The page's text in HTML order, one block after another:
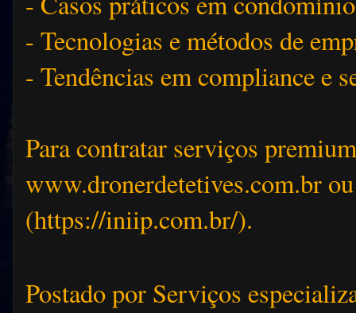
- Tecnologias e métodos de
- Tendências em compliance
Para contratar serviços
www.dronerdetetives.com.br
(https://iniip.com.br/).
Postado por Serviços